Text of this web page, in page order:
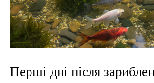
Перші дні після